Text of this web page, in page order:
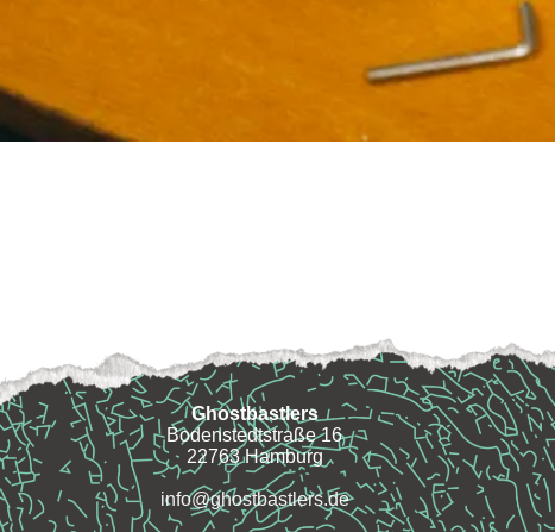
Ghostbastlers
Bodenstedtstraße 16
22763 Hamburg
info@ghostbastlers.de